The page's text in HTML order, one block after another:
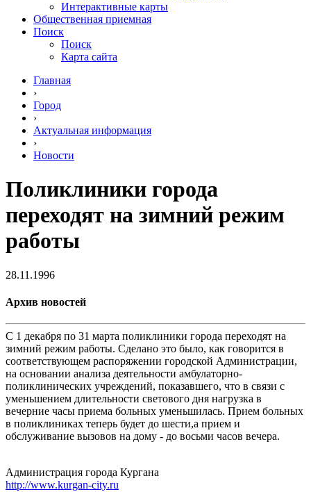
Интерактивные карты
Общественная приемная
Поиск
Поиск
Карта сайта
Главная
›
Город
›
Актуальная информация
›
Новости
Поликлиники города
переходят на зимний режим
работы
28.11.1996
Архив новостей
С 1 декабря по 31 марта поликлиники города переходят на
зимний режим работы. Сделано это было, как говорится в
соответствующем распоряжении городской Администрации,
на основании анализа деятельности амбулаторно-
поликлинических учреждений, показавшего, что в связи с
уменьшением длительности светового дня нагрузка в
вечерние часы приема больных уменьшилась. Прием больных
в поликлиниках теперь будет до шести,а прием и
обслуживание вызовов на дому - до восьми часов вечера.
Администрация города Кургана
http://www.kurgan-city.ru